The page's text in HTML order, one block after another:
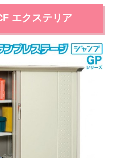
エクステリア